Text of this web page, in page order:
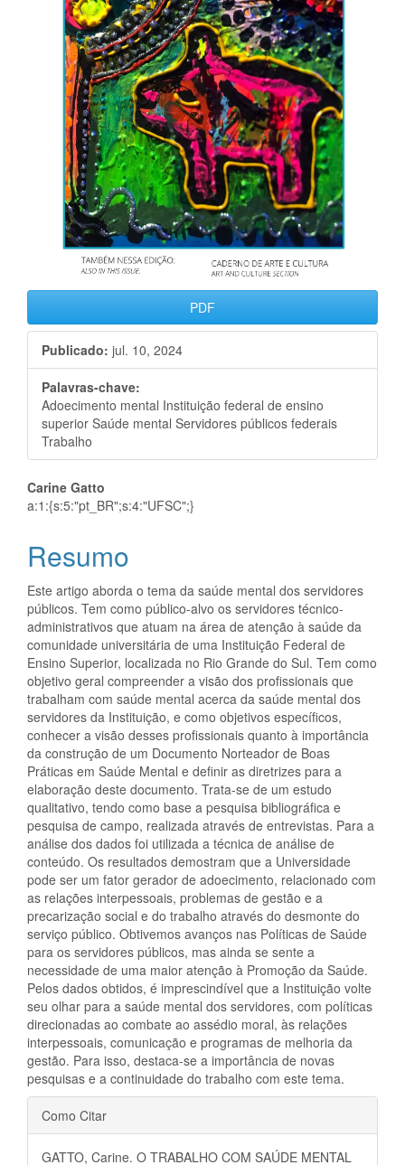
PDF
Publicado: jul. 10, 2024
Palavras-chave:
Adoecimento mental Instituição federal de ensino
superior Saúde mental Servidores públicos federais
Trabalho
Conteúdo
do
artigo
principal
Carine Gatto
a:1:{s:5:"pt_BR";s:4:"UFSC";}
Resumo
Este artigo aborda o tema da saúde mental dos servidores
públicos. Tem como público-alvo os servidores técnico-
administrativos que atuam na área de atenção à saúde da
comunidade universitária de uma Instituição Federal de
Ensino Superior, localizada no Rio Grande do Sul. Tem como
objetivo geral compreender a visão dos profissionais que
trabalham com saúde mental acerca da saúde mental dos
servidores da Instituição, e como objetivos específicos,
conhecer a visão desses profissionais quanto à importância
da construção de um Documento Norteador de Boas
Práticas em Saúde Mental e definir as diretrizes para a
elaboração deste documento. Trata-se de um estudo
qualitativo, tendo como base a pesquisa bibliográfica e
pesquisa de campo, realizada através de entrevistas. Para a
análise dos dados foi utilizada a técnica de análise de
conteúdo. Os resultados demostram que a Universidade
pode ser um fator gerador de adoecimento, relacionado com
as relações interpessoais, problemas de gestão e a
precarização social e do trabalho através do desmonte do
serviço público. Obtivemos avanços nas Políticas de Saúde
para os servidores públicos, mas ainda se sente a
necessidade de uma maior atenção à Promoção da Saúde.
Pelos dados obtidos, é imprescindível que a Instituição volte
seu olhar para a saúde mental dos servidores, com políticas
direcionadas ao combate ao assédio moral, às relações
interpessoais, comunicação e programas de melhoria da
gestão. Para isso, destaca-se a importância de novas
pesquisas e a continuidade do trabalho com este tema.
Detalhes
do
Como Citar
GATTO, Carine. O TRABALHO COM SAÚDE MENTAL